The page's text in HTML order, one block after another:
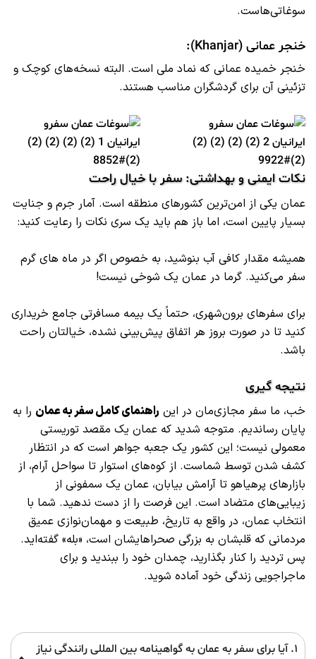
سوغاتی‌هاست.
خنجر عمانی (Khanjar):
خنجر خمیده عمانی که نماد ملی است. البته نسخه‌های کوچک و
تزئینی آن برای گردشگران مناسب هستند.
نکات ایمنی و بهداشتی: سفر با خیال راحت
عمان یکی از امن‌ترین کشورهای منطقه است. آمار جرم و جنایت
بسیار پایین است، اما باز هم باید یک سری نکات را رعایت کنید:
همیشه مقدار کافی آب بنوشید، به خصوص اگر در ماه‌ های گرم
سفر می‌کنید. گرما در عمان یک شوخی نیست!
برای سفرهای برون‌شهری، حتماً یک بیمه مسافرتی جامع خریداری
کنید تا در صورت بروز هر اتفاق پیش‌بینی نشده، خیالتان راحت
باشد.
نتیجه‌ گیری
خب، ما سفر مجازی‌مان در این راهنمای کامل سفر به عمان را به
پایان رساندیم. متوجه شدید که عمان یک مقصد توریستی
معمولی نیست؛ این کشور یک جعبه جواهر است که در انتظار
کشف شدن توسط شماست. از کوه‌های استوار تا سواحل آرام، از
بازارهای پرهیاهو تا آرامش بیابان، عمان یک سمفونی از
زیبایی‌های متضاد است. این فرصت را از دست ندهید. شما با
انتخاب عمان، در واقع به تاریخ، طبیعت و مهمان‌نوازی عمیق
مردمانی که قلبشان به بزرگی صحراهایشان است، «بله» گفته‌اید.
پس تردید را کنار بگذارید، چمدان خود را ببندید و برای
ماجراجویی زندگی خود آماده شوید.
۱. آیا برای سفر به عمان به گواهینامه بین‌ المللی رانندگی نیاز